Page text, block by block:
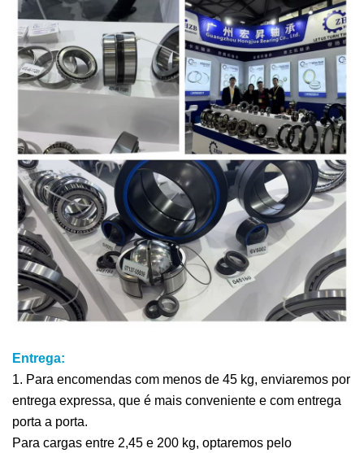
Entrega:
1. Para encomendas com menos de 45 kg, enviaremos por
entrega expressa, que é mais conveniente e com entrega
porta a porta.
Para cargas entre 2,45 e 200 kg, optaremos pelo